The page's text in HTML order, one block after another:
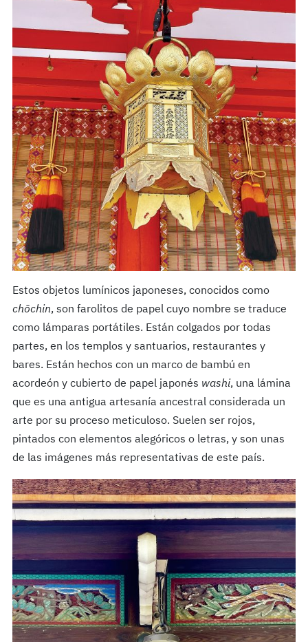
Estos objetos lumínicos japoneses, conocidos como
chōchin, son farolitos de papel cuyo nombre se traduce
como lámparas portátiles. Están colgados por todas
partes, en los templos y santuarios, restaurantes y
bares. Están hechos con un marco de bambú en
acordeón y cubierto de papel japonés washi, una lámina
que es una antigua artesanía ancestral considerada un
arte por su proceso meticuloso. Suelen ser rojos,
pintados con elementos alegóricos o letras, y son unas
de las imágenes más representativas de este país.